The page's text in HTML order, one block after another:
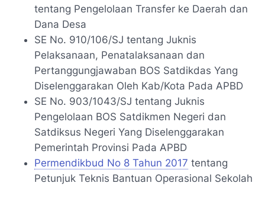
tentang Pengelolaan Transfer ke Daerah dan
Dana Desa
SE No. 910/106/SJ tentang Juknis
Pelaksanaan, Penatalaksanaan dan
Pertanggungjawaban BOS Satdikdas Yang
Diselenggarakan Oleh Kab/Kota Pada APBD
SE No. 903/1043/SJ tentang Juknis
Pengelolaan BOS Satdikmen Negeri dan
Satdiksus Negeri Yang Diselenggarakan
Pemerintah Provinsi Pada APBD
Permendikbud No 8 Tahun 2017 tentang
Petunjuk Teknis Bantuan Operasional Sekolah